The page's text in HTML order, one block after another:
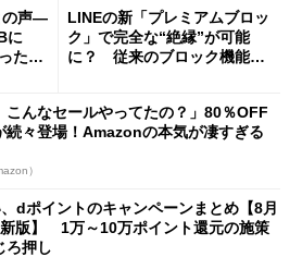
の声―
に
た」
LINEの新「プレミアムブロッ
ク」で完全な“絶縁”が可能
に？ 従来のブロック機能と
こんなセールやってたの？」80％OFF
続々登場！Amazonの本気が凄すぎる
）
dポイントのキャンペーンまとめ【8月
版】 1万～10万ポイント還元の施策
ろ押し